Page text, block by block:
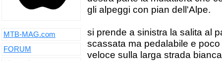
gli alpeggi con pian dell'Alpe.
si prende a sinistra la salita al
scassata ma pedalabile e
veloce sulla larga strada
MTB-MAG.com
FORUM